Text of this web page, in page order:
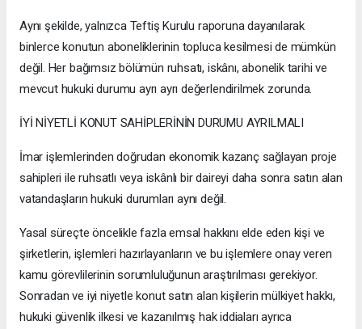
Aynı şekilde, yalnızca Teftiş Kurulu raporuna dayanılarak
binlerce konutun aboneliklerinin topluca kesilmesi de mümkün
değil. Her bağımsız bölümün ruhsatı, iskânı, abonelik tarihi ve
mevcut hukuki durumu ayrı ayrı değerlendirilmek zorunda.
İYİ NİYETLİ KONUT SAHİPLERİNİN DURUMU AYRILMALI
İmar işlemlerinden doğrudan ekonomik kazanç sağlayan proje
sahipleri ile ruhsatlı veya iskânlı bir daireyi daha sonra satın alan
vatandaşların hukuki durumları aynı değil.
Yasal süreçte öncelikle fazla emsal hakkını elde eden kişi ve
şirketlerin, işlemleri hazırlayanların ve bu işlemlere onay veren
kamu görevlilerinin sorumluluğunun araştırılması gerekiyor.
Sonradan ve iyi niyetle konut satın alan kişilerin mülkiyet hakkı,
hukuki güvenlik ilkesi ve kazanılmış hak iddiaları ayrıca